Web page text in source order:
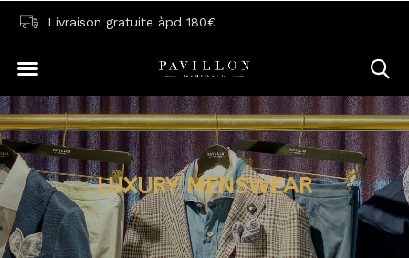
Livraison gratuite àpd 180€
LUXURY MENSWEAR